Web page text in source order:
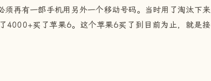
再有一部手机用另外一个移动号码。当时用了淘汰下来
4000+买了苹果6。这个苹果6买了到目前为止，就是接